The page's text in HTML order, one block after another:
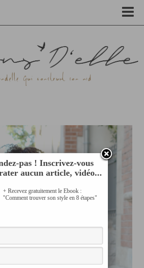
pas ! Inscrivez-vous
aucun article, vidéo...
+ Recevez gratuitement le Ebook :
"Comment trouver son style en 8 étapes"